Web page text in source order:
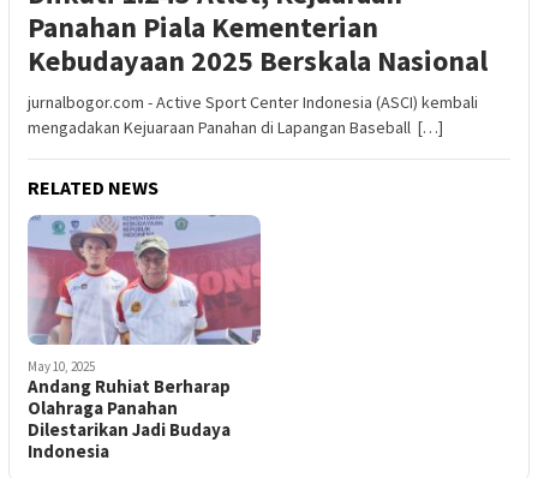
Panahan Piala Kementerian
Kebudayaan 2025 Berskala Nasional
jurnalbogor.com - Active Sport Center Indonesia (ASCI) kembali
mengadakan Kejuaraan Panahan di Lapangan Baseball […]
RELATED NEWS
May 10, 2025
Andang Ruhiat Berharap
Olahraga Panahan
Dilestarikan Jadi Budaya
Indonesia